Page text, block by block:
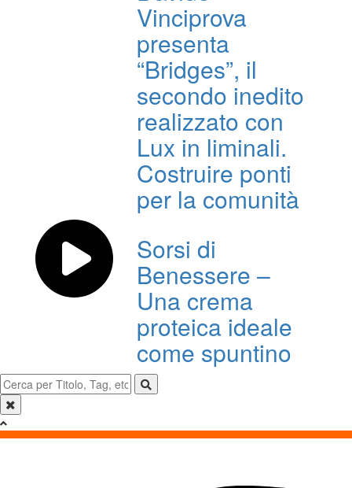
Vinciprova
presenta
“Bridges”, il
secondo inedito
realizzato con
Lux in liminali.
Costruire ponti
per la comunità
Sorsi di
Benessere –
Una crema
proteica ideale
come spuntino